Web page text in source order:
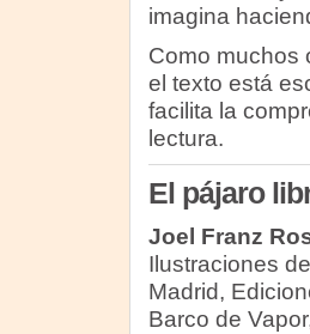
imagina
Como muchos
el texto está
facilita la
lectura.
El pájaro
Joel Franz
Ilustraciones de
Madrid,
Barco de